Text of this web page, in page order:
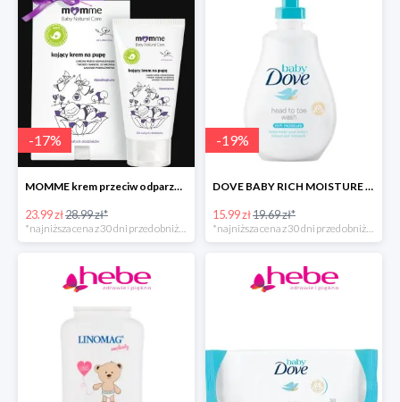
-17%
MOMME krem przeciw odparzeniom
23.99 zł28.99 zł*
-19%
DOVE BABY RICH MOISTURE emulsja do mycia ciała i włosów -40%
15.99 zł19.69 zł*